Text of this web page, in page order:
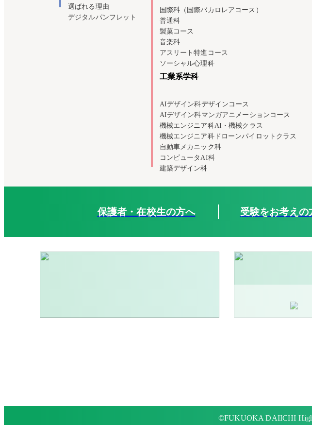
選ばれる理由
デジタルパンフレット
国際科（国際バカロレアコース）
普通科
製菓コース
音楽科
アスリート特進コース
ソーシャル心理科
工業系学科
AIデザイン科デザインコース
AIデザイン科マンガアニメーションコース
機械エンジニア科AI・機械クラス
機械エンジニア科ドローンパイロットクラス
自動車メカニック科
コンピュータAI科
建築デザイン科
保護者・在校生の方へ 受験をお考えの
©FUKUOKA DAIICHI